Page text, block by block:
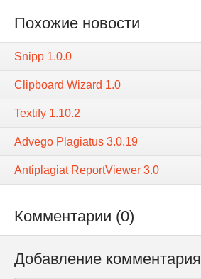
Похожие новости
Snipp 1.0.0
Clipboard Wizard 1.0
Textify 1.10.2
Advego Plagiatus 3.0.19
Antiplagiat ReportViewer 3.0
Комментарии (0)
Добавление комментария